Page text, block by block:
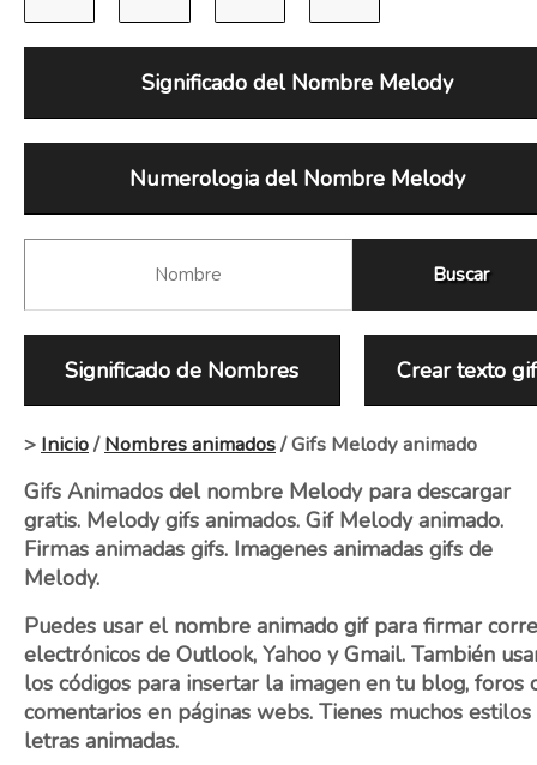
Significado del Nombre Melody
Numerologia del Nombre Melody
Significado de Nombres Crear texto gif
> Inicio/Nombres animados/ Gifs Melody animado
Gifs Animados del nombre Melody para descargar
gratis. Melody gifs animados. Gif Melody animado.
Firmas animadas gifs. Imagenes animadas gifs de
Melody.
Puedes usar el nombre animado gif para firmar
electrónicos de Outlook, Yahoo y Gmail. También
los códigos para insertar la imagen en tu blog, foros
comentarios en páginas webs. Tienes muchos estilos
letras animadas.